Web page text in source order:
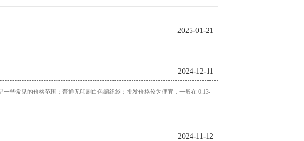
2025-01-21
2024-12-11
些常见的价格范围：普通无印刷白色编织袋：批发价格较为便宜，一般在 0.13-
2024-11-12